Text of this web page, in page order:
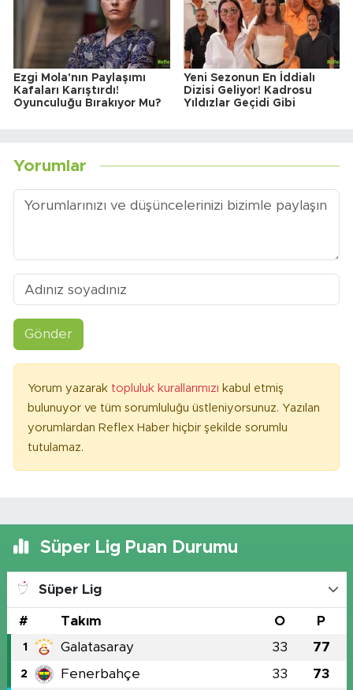
Ezgi Mola'nın Paylaşımı
Kafaları Karıştırdı!
Oyunculuğu Bırakıyor Mu?
Yeni Sezonun En İddialı
Dizisi Geliyor! Kadrosu
Yıldızlar Geçidi Gibi
Yorumlar
Gönder
Yorum yazarak topluluk kurallarımızı kabul etmiş
bulunuyor ve tüm sorumluluğu üstleniyorsunuz. Yazılan
yorumlardan Reflex Haber hiçbir şekilde sorumlu
tutulamaz.
Süper Lig Puan Durumu
Süper Lig
# Takım O P
1 Galatasaray 33 77
2 Fenerbahçe 33 73